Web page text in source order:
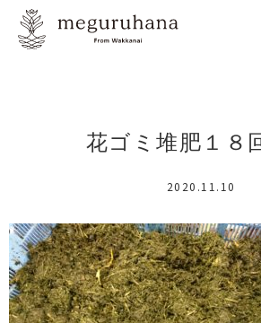
花ゴミ堆肥１８
2020.11.10